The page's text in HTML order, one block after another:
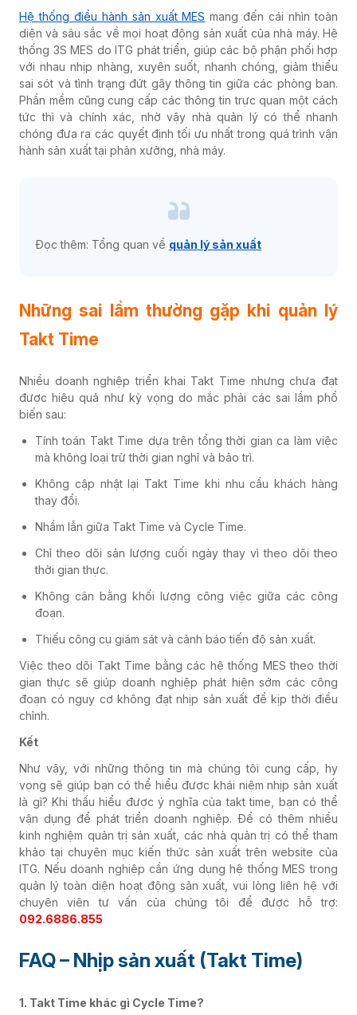
Hệ thống điều hành sản xuất MES mang đến cái nhìn toàn
diện và sâu sắc về mọi hoạt động sản xuất của nhà máy. Hệ
thống 3S MES do ITG phát triển, giúp các bộ phận phối hợp
với nhau nhịp nhàng, xuyên suốt, nhanh chóng, giảm thiểu
sai sót và tình trạng đứt gãy thông tin giữa các phòng ban.
Phần mềm cũng cung cấp các thông tin trực quan một cách
tức thì và chính xác, nhờ vậy nhà quản lý có thể nhanh
chóng đưa ra các quyết định tối ưu nhất trong quá trình vận
hành sản xuất tại phân xưởng, nhà máy.
Đọc thêm: Tổng quan về quản lý sản xuất
Những sai lầm thường gặp khi quản lý
Takt Time
Nhiều doanh nghiệp triển khai Takt Time nhưng chưa đạt
được hiệu quả như kỳ vọng do mắc phải các sai lầm phổ
biến sau:
Tính toán Takt Time dựa trên tổng thời gian ca làm việc
mà không loại trừ thời gian nghỉ và bảo trì.
Không cập nhật lại Takt Time khi nhu cầu khách hàng
thay đổi.
Nhầm lẫn giữa Takt Time và Cycle Time.
Chỉ theo dõi sản lượng cuối ngày thay vì theo dõi theo
thời gian thực.
Không cân bằng khối lượng công việc giữa các công
đoạn.
Thiếu công cụ giám sát và cảnh báo tiến độ sản xuất.
Việc theo dõi Takt Time bằng các hệ thống MES theo thời
gian thực sẽ giúp doanh nghiệp phát hiện sớm các công
đoạn có nguy cơ không đạt nhịp sản xuất để kịp thời điều
chỉnh.
Kết
Như vậy, với những thông tin mà chúng tôi cung cấp, hy
vọng sẽ giúp bạn có thể hiểu được khái niệm nhịp sản xuất
là gì? Khi thấu hiểu được ý nghĩa của takt time, bạn có thể
vận dụng để phát triển doanh nghiệp. Để có thêm nhiều
kinh nghiệm quản trị sản xuất, các nhà quản trị có thể tham
khảo tại chuyên mục kiến thức sản xuất trên website của
ITG. Nếu doanh nghiệp cần ứng dụng hệ thống MES trong
quản lý toàn diện hoạt động sản xuất, vui lòng liên hệ với
chuyên viên tư vấn của chúng tôi để được hỗ trợ:
092.6886.855
FAQ – Nhịp sản xuất (Takt Time)
1. Takt Time khác gì Cycle Time?